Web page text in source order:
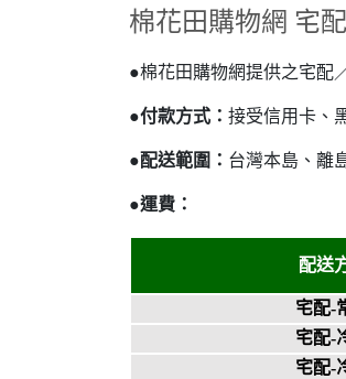
棉花田購物網 宅
●棉花田購物網提供之宅配
●付款方式： 接受信用卡、
●配送範圍： 台灣本島、離
●運費：
配送
宅配-
宅配-
宅配-